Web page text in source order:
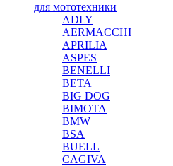
для мототехники
ADLY
AERMACCHI
APRILIA
ASPES
BENELLI
BETA
BIG DOG
BIMOTA
BMW
BSA
BUELL
CAGIVA